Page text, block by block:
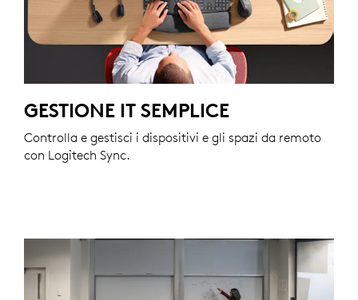
GESTIONE IT SEMPLICE
Controlla e gestisci i dispositivi e gli spazi da remoto
con Logitech Sync.